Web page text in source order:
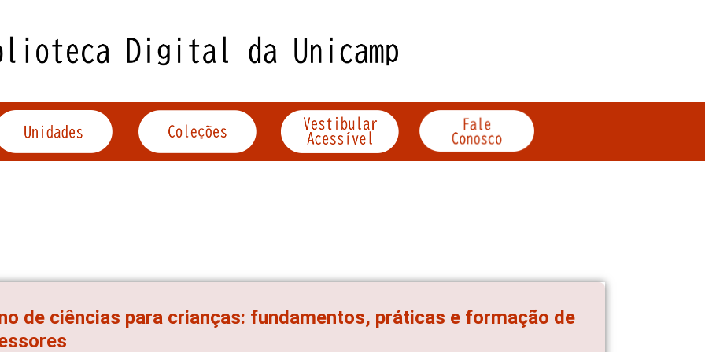
de ciências para crianças: fundamentos, práticas e formação de